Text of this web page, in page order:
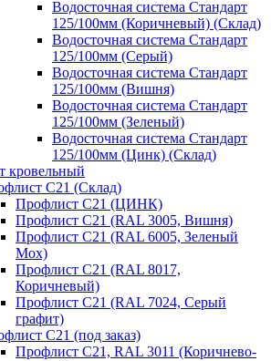
Водосточная система Стандарт
125/100мм (Коричневый) (Склад)
Водосточная система Стандарт
125/100мм (Серый)
Водосточная система Стандарт
125/100мм (Вишня)
Водосточная система Стандарт
125/100мм (Зеленый)
Водосточная система Стандарт
125/100мм (Цинк) (Склад)
кровельный
С21 (Склад)
Профлист С21 (ЦИНК)
Профлист С21 (RAL 3005, Вишня)
Профлист С21 (RAL 6005, Зеленый
Мох)
Профлист С21 (RAL 8017,
Коричневый)
Профлист С21 (RAL 7024, Серый
графит)
С21 (под заказ)
Профлист С21, RAL 3011 (Коричнево-